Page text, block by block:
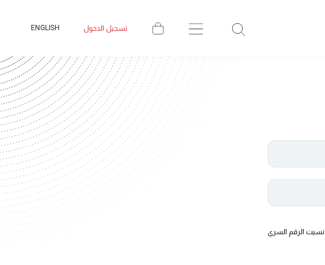
تسجيل الدخول ENGLISH
نسيت الرقم السري